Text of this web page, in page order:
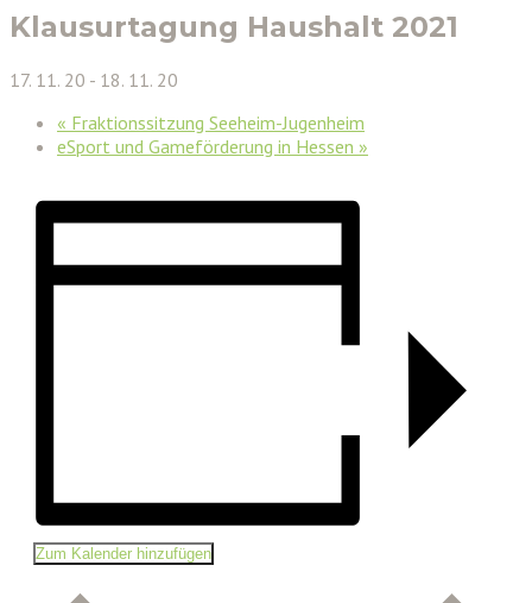
Klausurtagung Haushalt 2021
17. 11. 20 - 18. 11. 20
« Fraktionssitzung Seeheim-Jugenheim
eSport und Gameförderung in Hessen »
Zum Kalender hinzufügen